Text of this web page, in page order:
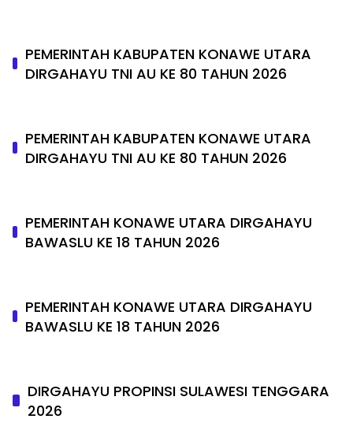
PEMERINTAH KABUPATEN KONAWE UTARA
DIRGAHAYU TNI AU KE 80 TAHUN 2026
PEMERINTAH KABUPATEN KONAWE UTARA
DIRGAHAYU TNI AU KE 80 TAHUN 2026
PEMERINTAH KONAWE UTARA DIRGAHAYU
BAWASLU KE 18 TAHUN 2026
PEMERINTAH KONAWE UTARA DIRGAHAYU
BAWASLU KE 18 TAHUN 2026
DIRGAHAYU PROPINSI SULAWESI TENGGARA
2026